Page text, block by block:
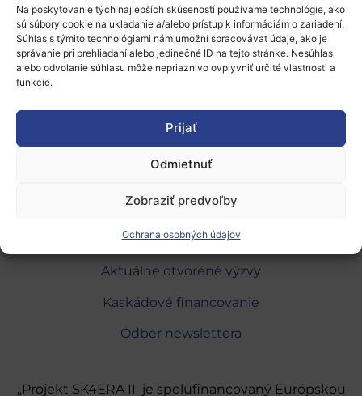
Na poskytovanie tých najlepších skúseností používame technológie, ako
sú súbory cookie na ukladanie a/alebo prístup k informáciám o zariadení.
Súhlas s týmito technológiami nám umožní spracovávať údaje, ako je
správanie pri prehliadaní alebo jedinečné ID na tejto stránke. Nesúhlas
alebo odvolanie súhlasu môže nepriaznivo ovplyvniť určité vlastnosti a
funkcie.
Prijať
Odmietnuť
Zobraziť predvoľby
Ochrana osobných údajov
Joanneum Research have strong expertise
in research on Gender Equality.
Národné kontaktné body
Partneri do konzorcií
Aktuálne otvorené výzvy
Kaskádové financovanie
Odber newslettera
„Projekt SK4ERA II je spolufinancovaný Európskou